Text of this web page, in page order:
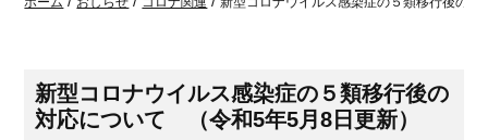
新型コロナウイルス感染症の５類移行後の
対応について （令和5年5月8日更新）